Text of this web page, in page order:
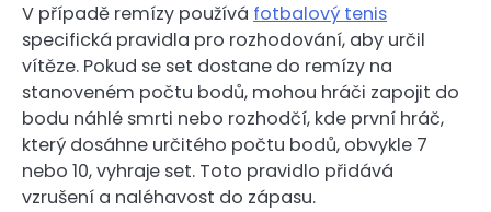
V případě remízy používá fotbalový tenis
specifická pravidla pro rozhodování, aby určil
vítěze. Pokud se set dostane do remízy na
stanoveném počtu bodů, mohou hráči zapojit do
bodu náhlé smrti nebo rozhodčí, kde první hráč,
který dosáhne určitého počtu bodů, obvykle 7
nebo 10, vyhraje set. Toto pravidlo přidává
vzrušení a naléhavost do zápasu.